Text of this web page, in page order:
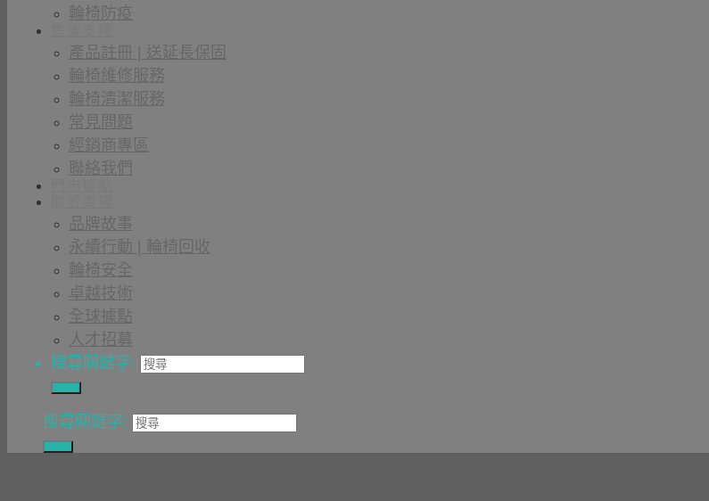
輪椅防疫
產品註冊 | 送延長保固
輪椅維修服務
輪椅清潔服務
常見問題
經銷商專區
聯絡我們
品牌故事
永續行動 | 輪椅回收
輪椅安全
卓越技術
全球據點
人才招募
搜尋關鍵字:
搜尋關鍵字: